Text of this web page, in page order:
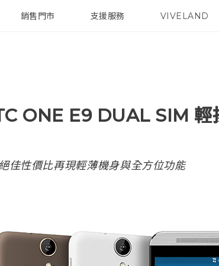
配件
校園專案 企業採購
銷售門市
銷售通路 支援服務 VIVELAND
ONE E9 DUAL SIM 輕
佳性價比再現輕薄機身與全方位功能